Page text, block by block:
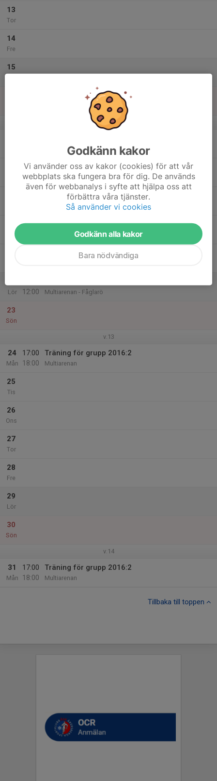
13
Tor
14
Fre
15
v.12
Multiarenan
Tor
Lör
12:00
Multiarenan - Fåglarö
23
Sön
v.13
24
Mån
17:00
18:00
Träning för grupp 2016:2
Multiarenan
25
Tis
26
Ons
27
Tor
28
Fre
29
Lör
30
Sön
v.14
31
Mån
17:00
18:00
Träning för grupp 2016:2
Multiarenan
Tillbaka till toppen
Godkänn kakor
Vi använder oss av kakor (cookies) för att vår
webbplats ska fungera bra för dig. De används
även för webbanalys i syfte att hjälpa oss att
förbättra våra tjänster.
Så använder vi cookies
Godkänn alla kakor
Bara nödvändiga